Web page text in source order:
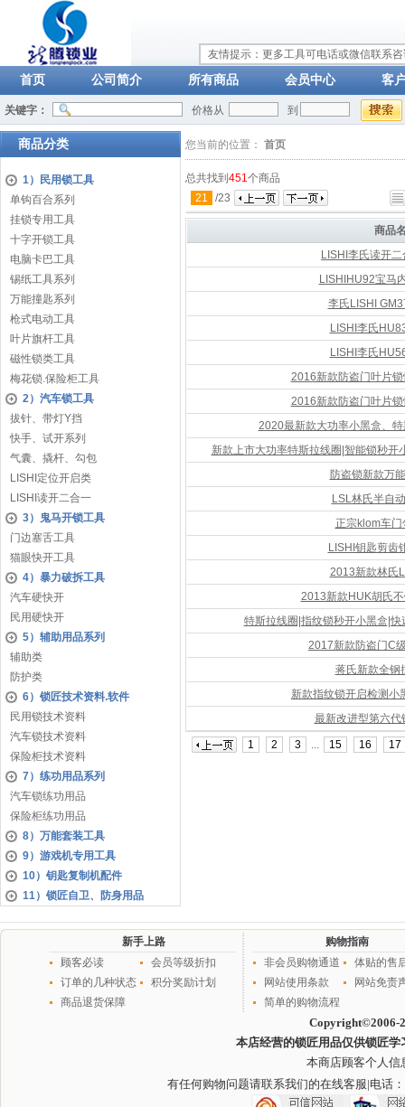
友情提示：更多工具可电话或微信联系
首页 公司简介 所有商品 会员中心 客
关键字： 价格从 到
商品分类
1）民用锁工具
单钩百合系列
挂锁专用工具
十字开锁工具
电脑卡巴工具
锡纸工具系列
万能撞匙系列
枪式电动工具
叶片旗杆工具
磁性锁类工具
梅花锁.保险柜工具
2）汽车锁工具
拔针、带灯Y挡
快手、试开系列
气囊、撬杆、勾包
LISHI定位开启类
LISHI读开二合一
3）鬼马开锁工具
门边塞舌工具
猫眼快开工具
4）暴力破拆工具
汽车硬快开
民用硬快开
5）辅助用品系列
辅助类
防护类
6）锁匠技术资料.软件
民用锁技术资料
汽车锁技术资料
保险柜技术资料
7）练功用品系列
汽车锁练功用品
保险柜练功用品
8）万能套装工具
9）游戏机专用工具
10）钥匙复制机配件
11）锁匠自卫、防身用品
您当前的位置： 首页
总共找到 451个商品
21
/23
商品
LISHI李氏读开
LISHIHU92宝马
李氏LISHI
LISHI李氏
LISHI李氏
2016新款防盗门叶片
2016新款防盗门叶片
2020最新款大功率小黑盒、
新款上市大功率特斯拉线圈|智能锁秒开
防盗锁新款万
LSL林氏半自
正宗klom车门
LISHI钥匙剪齿
2013新款林氏
2013新款HUK胡氏
特斯拉线圈|指纹锁秒开小黑盒|
2017新款防盗门C
蒋氏新款全钢
新款指纹锁开启检测小
最新改进型第六代
1 2 3 ... 15 16 17
新手上路
顾客必读
会员等级折扣
订单的几种状态
积分奖励计划
商品退货保障
购物指南
非会员购物通道
体贴的售
网站使用条款
网站免责
简单的购物流程
Copyright©2006-
本店经营的锁匠用品仅供锁匠
本商店顾客个人信
有任何购物问题请联系我们的在线客服|电话：